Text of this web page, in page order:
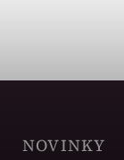
NOVINKY